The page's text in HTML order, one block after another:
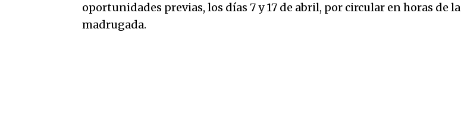
oportunidades previas, los días 7 y 17 de abril, por circular en horas de la
madrugada.